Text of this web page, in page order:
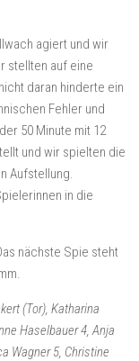
agiert und wir
stellten auf eine
daran hinderte ein
Fehler und
50 Minute mit 12
und wir spielten die
Aufstellung.
in die
nächste Spie steht
(Tor), Katharina
Haselbauer 4, Anja
Wagner 5, Christine